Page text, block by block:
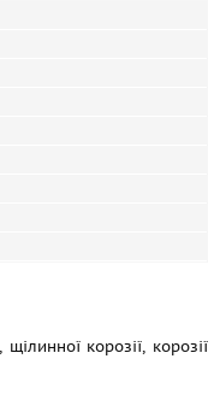
щілинної корозії, корозії